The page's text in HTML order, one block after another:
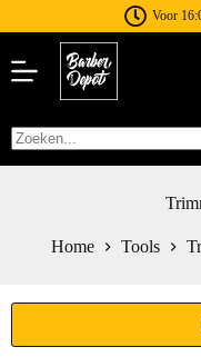
Voor
Home Tools